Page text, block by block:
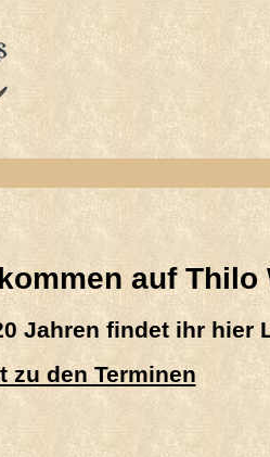
auf Thilo
Jahren findet ihr hier
zu den Terminen